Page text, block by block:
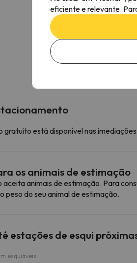
gratuito está disponível nas
os animais de estimação
animais de estimação. Para
peso do seu animal de estimação.
estações de esqui
esquiáveis
eficiente e relevante.